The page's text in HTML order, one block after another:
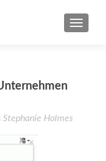
Stephanie Holmes